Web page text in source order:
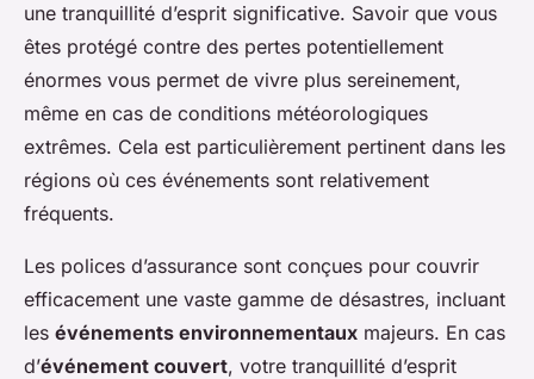
une tranquillité d’esprit significative. Savoir que vous
êtes protégé contre des pertes potentiellement
énormes vous permet de vivre plus sereinement,
même en cas de conditions météorologiques
extrêmes. Cela est particulièrement pertinent dans les
régions où ces événements sont relativement
fréquents.
Les polices d’assurance sont conçues pour couvrir
efficacement une vaste gamme de désastres, incluant
les événements environnementaux majeurs. En cas
d’événement couvert, votre tranquillité d’esprit